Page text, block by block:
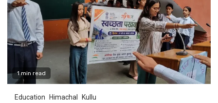
1 min read
Education Himachal Kullu